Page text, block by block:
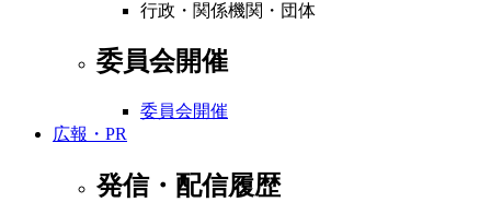
行政・関係機関・団体
委員会開催
委員会開催
広報・PR
発信・配信履歴